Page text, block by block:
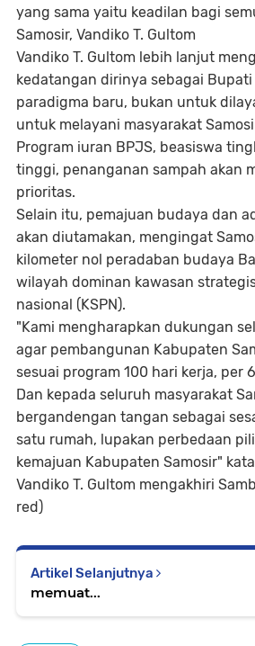
yang sama yaitu keadilan bagi
Samosir, Vandiko T. Gultom
Vandiko T. Gultom lebih lanjut
kedatangan dirinya sebagai
paradigma baru, bukan untuk
untuk melayani masyarakat
Program iuran BPJS, beasiswa
tinggi, penanganan sampah akan
prioritas.
Selain itu, pemajuan budaya dan
akan diutamakan, mengingat
kilometer nol peradaban budaya
wilayah dominan kawasan
nasional (KSPN).
"Kami mengharapkan dukungan
agar pembangunan Kabupaten
sesuai program 100 hari kerja, per
Dan kepada seluruh masyarakat
bergandengan tangan sebagai
satu rumah, lupakan perbedaan
kemajuan Kabupaten Samosir"
Vandiko T. Gultom mengakhiri
red)
Artikel Selanjutnya
memuat...